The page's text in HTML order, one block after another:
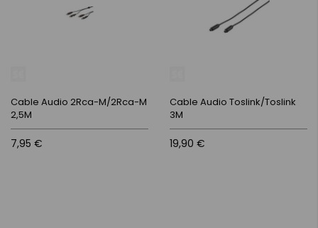
Cable Audio 2Rca-M/2Rca-M
2,5M
7,95 €
Cable Audio Toslink/Toslink
3M
19,90 €